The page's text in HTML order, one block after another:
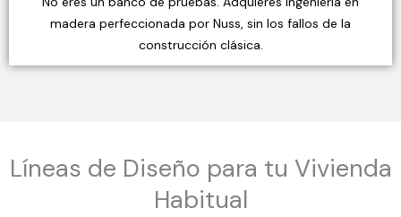
madera perfeccionada por Nuss, sin los fallos de la
construcción clásica.
Líneas de Diseño para tu Vivienda
Habitual